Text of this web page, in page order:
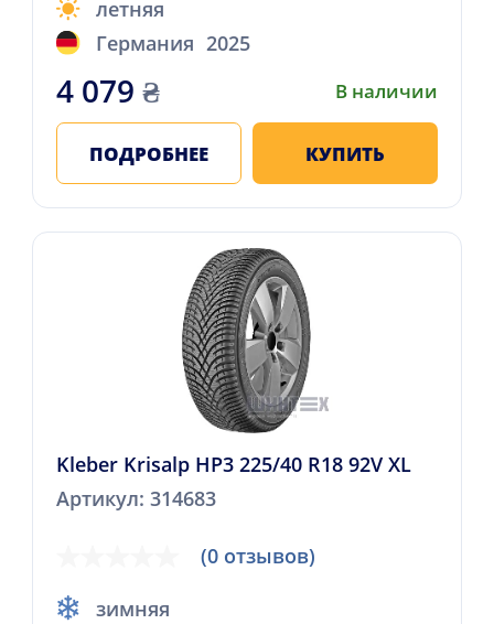
летняя
Германия 2025
4 079 ₴ В наличии
ПОДРОБНЕЕ КУПИТЬ
Kleber Krisalp HP3 225/40 R18 92V XL
Артикул: 314683
(0 отзывов)
зимняя